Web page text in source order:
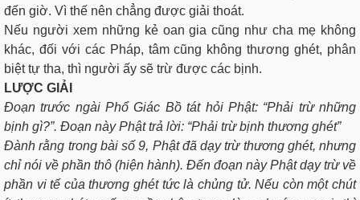
đến giờ. Vì thế nên chẳng được giải thoát.
Nếu người xem những kẻ oan gia cũng như cha mẹ không
khác, đối với các Pháp, tâm cũng không thương ghét, phân
biệt tự tha, thì người ấy sẽ trừ được các bịnh.
LƯỢC GIẢI
Ðoạn trước ngài Phổ Giác Bồ tát hỏi Phật: “Phải trừ những
bịnh gì?”. Ðoạn này Phật trả lời: “Phải trừ bịnh thương ghét”
Ðành rằng trong bài số 9, Phật đã dạy trừ thương ghét, nhưng
chỉ nói về phần thô (hiện hành). Ðến đoạn này Phật dạy trừ về
phần vi tế của thương ghét tức là chủng tử. Nếu còn một chút